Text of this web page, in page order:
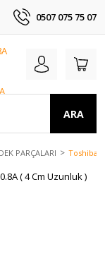
0507 075 75 07
ARA
PARÇALARI Toshiba